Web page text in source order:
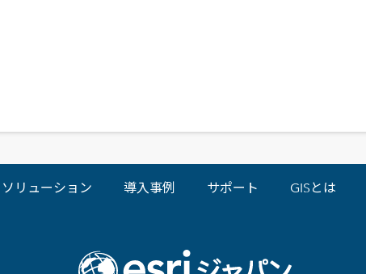
ソリューション 導入事例 サポート GISとは